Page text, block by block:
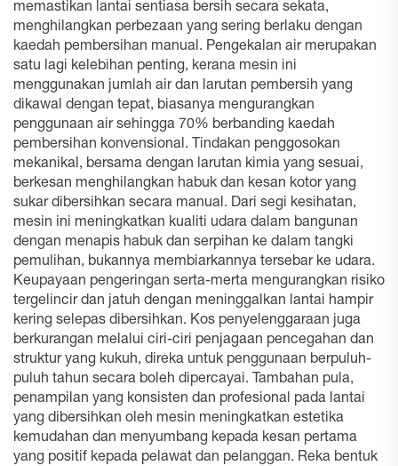
memastikan lantai sentiasa bersih secara sekata,
menghilangkan perbezaan yang sering berlaku dengan
kaedah pembersihan manual. Pengekalan air merupakan
satu lagi kelebihan penting, kerana mesin ini
menggunakan jumlah air dan larutan pembersih yang
dikawal dengan tepat, biasanya mengurangkan
penggunaan air sehingga 70% berbanding kaedah
pembersihan konvensional. Tindakan penggosokan
mekanikal, bersama dengan larutan kimia yang sesuai,
berkesan menghilangkan habuk dan kesan kotor yang
sukar dibersihkan secara manual. Dari segi kesihatan,
mesin ini meningkatkan kualiti udara dalam bangunan
dengan menapis habuk dan serpihan ke dalam tangki
pemulihan, bukannya membiarkannya tersebar ke udara.
Keupayaan pengeringan serta-merta mengurangkan risiko
tergelincir dan jatuh dengan meninggalkan lantai hampir
kering selepas dibersihkan. Kos penyelenggaraan juga
berkurangan melalui ciri-ciri penjagaan pencegahan dan
struktur yang kukuh, direka untuk penggunaan berpuluh-
puluh tahun secara boleh dipercayai. Tambahan pula,
penampilan yang konsisten dan profesional pada lantai
yang dibersihkan oleh mesin meningkatkan estetika
kemudahan dan menyumbang kepada kesan pertama
yang positif kepada pelawat dan pelanggan. Reka bentuk